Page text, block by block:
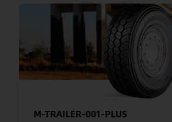
M-TRAILER-001-PLUS